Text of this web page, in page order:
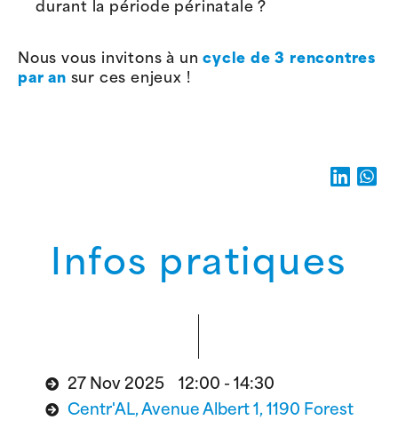
durant la période périnatale ?
Nous vous invitons à un cycle de 3 rencontres
par an sur ces enjeux !
Infos pratiques
27 Nov 2025 12:00 - 14:30
Centr'AL, Avenue Albert 1, 1190 Forest